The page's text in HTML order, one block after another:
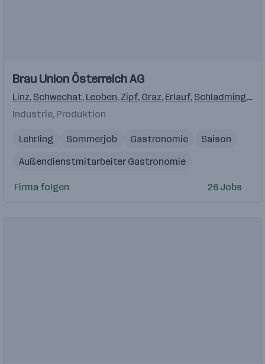
Videos
Einblicke
Einblicke
Brau Union Österreich AG
Linz, Schwechat, Leoben, Zipf, Graz, Erlauf, Schladming,
Industrie, Produktion
Lehrling Sommerjob Gastronomie
Saison
Außendienstmitarbeiter Gastronomie
Firma folgen 26 Jobs